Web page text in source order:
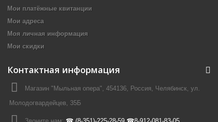
Мои платёжные квитанции
Мои адреса
Моя личная информация
Мои скидки
Контактная информация
Магазин "Мыльная опера", 454136, Россия, Челябинск, ул.
Молодогвардейцев, 35Б